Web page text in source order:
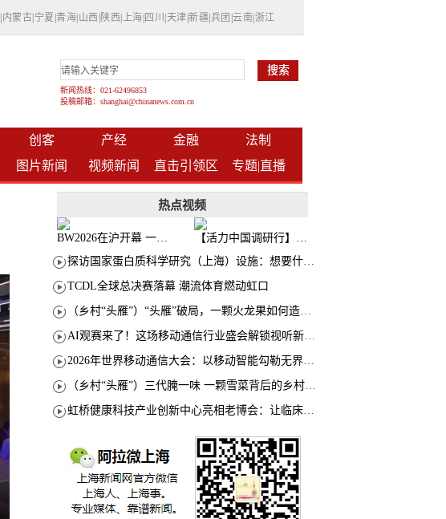
内蒙古 宁夏 青海 山西 陕西 上海 四川 天津 |新疆 兵团 |云南 浙江
新闻热线：021-62496853
投稿邮箱：shanghai@chinanews.com.cn
创客 产经 金融
法制
图片新闻 视频新闻 直击引领区 专题|直播
热点视频
BW2026在沪开幕 一众次元品牌集中发布全新企划
【活力中国调研行】上海机器人研究院以技术标准撬动长三角智造协同
探访国家蛋白质科学研究（上海）设施：想要什么蛋白 AI直接设计合成
TCDL全球总决赛落幕 潮流体育燃动虹口
（乡村“头雁”）“头雁”破局，一颗火龙果如何造就沪上乡村特色产业化路径
AI观赛来了！这场移动通信行业盛会解锁视听新玩法
2026年世界移动通信大会：以移动智能勾勒无界普惠新愿景
（乡村“头雁”）三代腌一味 一颗雪菜背后的乡村致富经
虹桥健康科技产业创新中心亮相老博会：让临床“需求”定义银发经济新生态